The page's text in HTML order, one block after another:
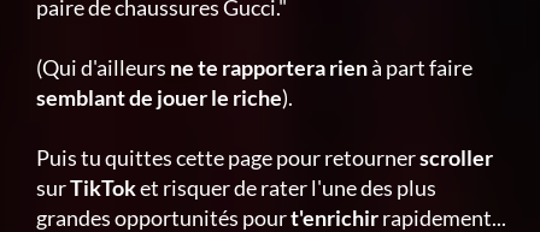
paire de chaussures Gucci."
(Qui d'ailleurs ne te rapportera rienà part faire
semblant de jouer le riche).
Puis tu quittes cette page pour retournerscroller
surTikToket risquer de rater l'une des plus
grandes opportunités pourt'enrichirrapidement...